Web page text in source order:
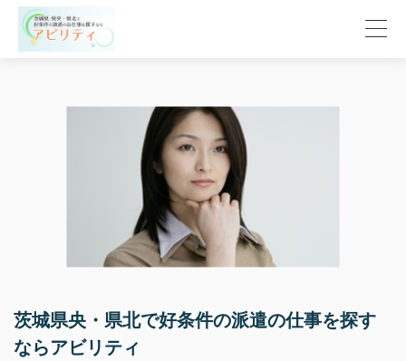
茨城県央・県北で好条件の派遣の仕事を探す
ならアビリティ